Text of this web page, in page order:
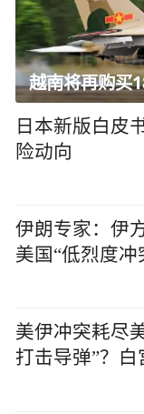
越南将再购买
日本新版白皮
险动向
伊朗专家：伊
美国“低烈度冲
美伊冲突耗尽
打击导弹”？白